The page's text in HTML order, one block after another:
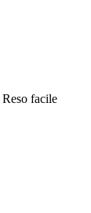
Reso facile